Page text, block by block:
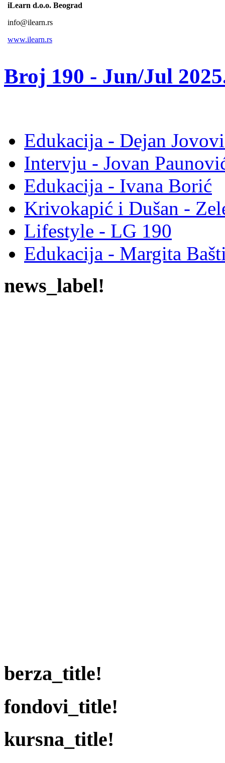
iLearn d.o.o. Beograd
info@ilearn.rs
www.ilearn.rs
Broj 190 - Jun/Jul
Edukacija - Dejan
Intervju - Jovan
Edukacija - Ivana Borić
Krivokapić i Dušan -
Lifestyle - LG 190
Edukacija - Margita
news_label!
berza_title!
fondovi_title!
kursna_title!